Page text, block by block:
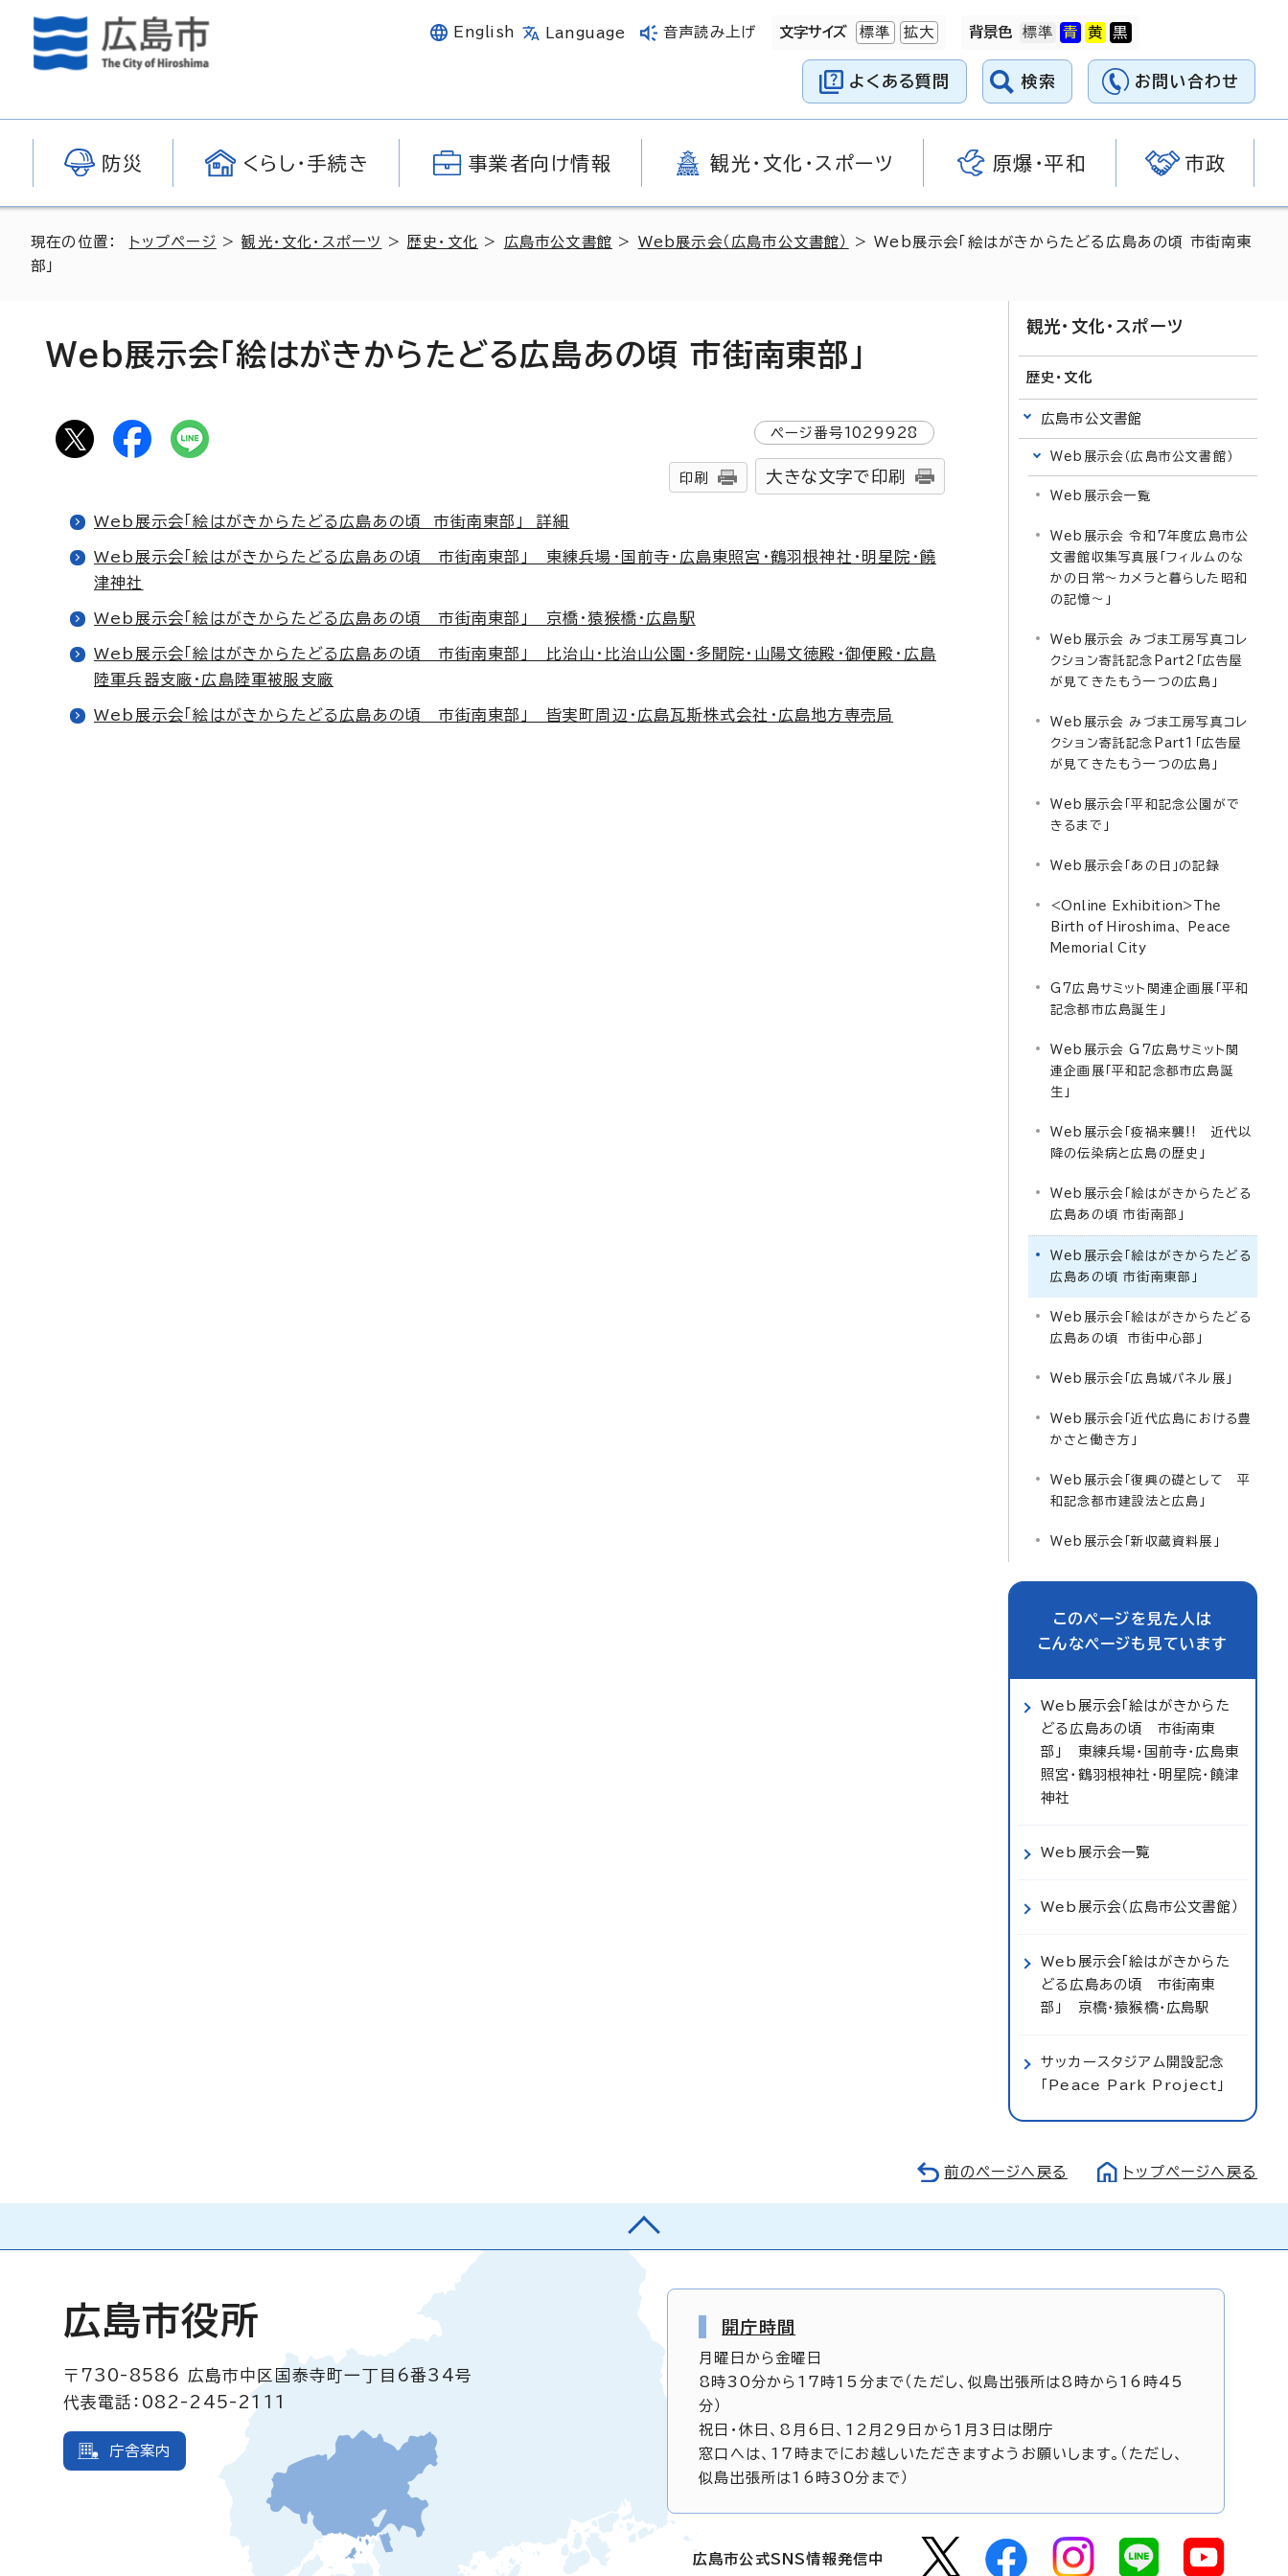
English Language 音声読み上げ 文字サイズ 標準 拡大 背景色
よくある質問 検索 お問い合わせ
防災 くらし・手続き 事業者向け情報 観光・文化・スポーツ 原爆・平和 市政
現在の位置： トップページ >観光・文化・スポーツ >歴史・文化 > 広島市公文書館 > Web展示会（広島市公文書館）
> Web展示会「絵はがきからたどる広島あの頃 市街南東
部」
Web展示会「絵はがきからたどる広島あの頃 市街南東部」
ページ番号1029928
印刷 大きな文字で印刷
Web展示会「絵はがきからたどる広島あの頃 市街南東部」 詳細
Web展示会「絵はがきからたどる広島あの頃 市街南東部」 東練兵場・国前寺・広島東照宮・鶴羽根神社・明星院・饒
津神社
Web展示会「絵はがきからたどる広島あの頃 市街南東部」 京橋・猿猴橋・広島駅
Web展示会「絵はがきからたどる広島あの頃 市街南東部」 比治山・比治山公園・多聞院・山陽文徳殿・御便殿・広島
陸軍兵器支廠・広島陸軍被服支廠
Web展示会「絵はがきからたどる広島あの頃 市街南東部」 皆実町周辺・広島瓦斯株式会社・広島地方専売局
観光・文化・スポーツ
歴史・文化
広島市公文書館
Web展示会（広島市公文書館）
Web展示会一覧
Web展示会 令和7年度広島市公
文書館収集写真展「フィルムのな
かの日常～カメラと暮らした昭和
の記憶～」
Web展示会 みづま工房写真コレ
クション寄託記念Part2「広告屋
が見てきたもう一つの広島」
Web展示会 みづま工房写真コレ
クション寄託記念Part1「広告屋
が見てきたもう一つの広島」
Web展示会「平和記念公園がで
きるまで」
Web展示会「あの日」の記録
<Online Exhibition>The
Birth of Hiroshima、 Peace
Memorial City
G7広島サミット関連企画展「平和
記念都市広島誕生」
Web展示会 G7広島サミット関
連企画展「平和記念都市広島誕
生」
Web展示会「疫禍来襲!! 近代以
降の伝染病と広島の歴史」
Web展示会「絵はがきからたどる
広島あの頃 市街南部」
Web展示会「絵はがきからたどる
広島あの頃 市街南東部」
Web展示会「絵はがきからたどる
広島あの頃 市街中心部」
Web展示会「広島城パネル展」
Web展示会「近代広島における豊
かさと働き方」
Web展示会「復興の礎として 平
和記念都市建設法と広島」
Web展示会「新収蔵資料展」
このページを見た人は
こんなページも見ています
Web展示会「絵はがきからた
どる広島あの頃 市街南東
部」 東練兵場・国前寺・広島東
照宮・鶴羽根神社・明星院・饒津
神社
Web展示会一覧
Web展示会（広島市公文書館）
Web展示会「絵はがきからた
どる広島あの頃 市街南東
部」 京橋・猿猴橋・広島駅
サッカースタジアム開設記念
「Peace Park Project」
前のページへ戻る トップページへ戻る
広島市役所
〒730-8586
広島市中区国泰寺町一丁目6番34号
代表電話：082-245-2111
庁舎案内
開庁時間
月曜日から金曜日
8時30分から17時15分まで（ただし、似島出張所は8時から16時45
分）
祝日・休日、8月6日、12月29日から1月3日は閉庁
窓口へは、17時までにお越しいただきますようお願いします。（ただし、
似島出張所は16時30分まで）
広島市公式SNS情報発信中